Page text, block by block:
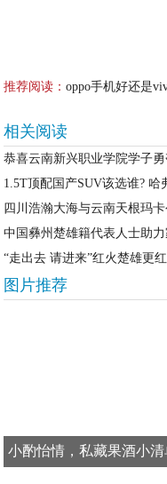
推荐阅读：oppo手机好还是
相关阅读
恭喜云南新兴职业学院学子勇
1.5T顶配国产SUV该选谁? 哈
四川浩瀚大海与云南天根玛
中国彝州楚雄籍代表人士助
“走出去 请进来”红火楚雄更
图片推荐
小酌怡情，私藏果酒小